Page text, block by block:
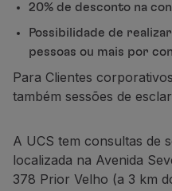
Extras
Alugar carro
Alojamento
Informações de Check-in
TAP Miles&Go
Conhecer o Programa
Acumular milhas
Utilizar milhas
20% de desconto na
Possibilidade de
pessoas ou mais por
Para Clientes
também sessões de
A UCS tem consultas de
localizada na Avenida
378 Prior Velho (a 3 km